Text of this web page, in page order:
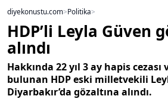
diyekonustu.com>Politika>
HDP’li Leyla Güven
alındı
Hakkında 22 yıl 3 ay hapis
bulunan HDP eski milletvekili
Diyarbakır’da gözaltına alındı.